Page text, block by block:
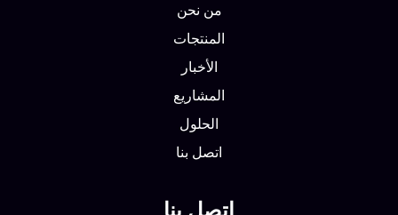
من نحن
المنتجات
الأخبار
المشاريع
الحلول
اتصل بنا